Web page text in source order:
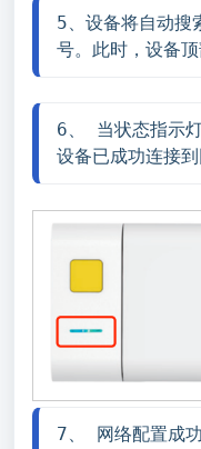
5、设备将自动搜
号。此时，设备
6、 当状态指示
设备已成功连接到
7、 网络配置成